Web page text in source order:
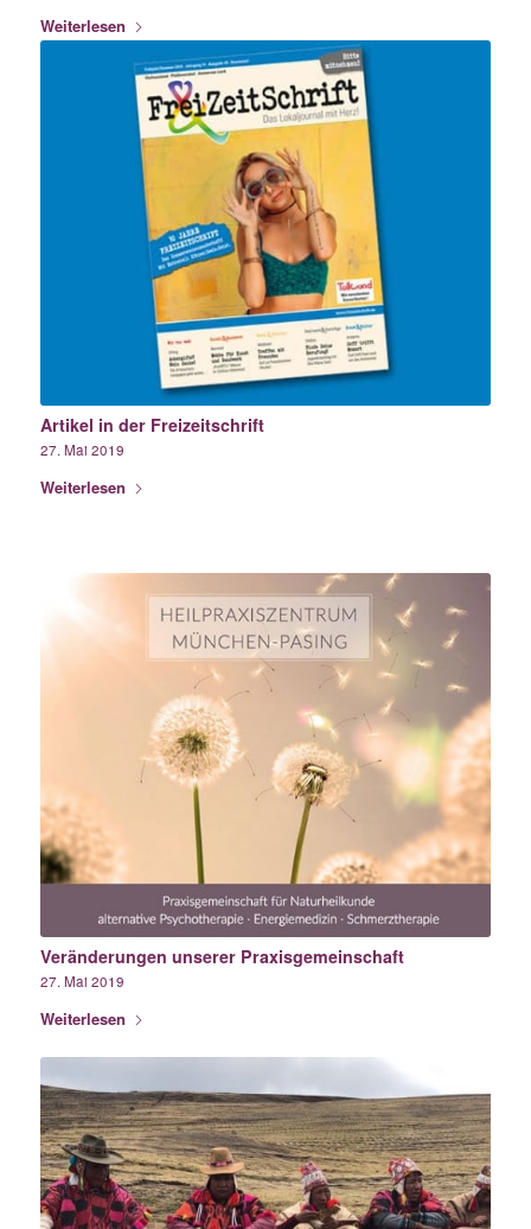
Weiterlesen
Artikel in der Freizeitschrift
27. Mai 2019
Weiterlesen
Veränderungen unserer Praxisgemeinschaft
27. Mai 2019
Weiterlesen